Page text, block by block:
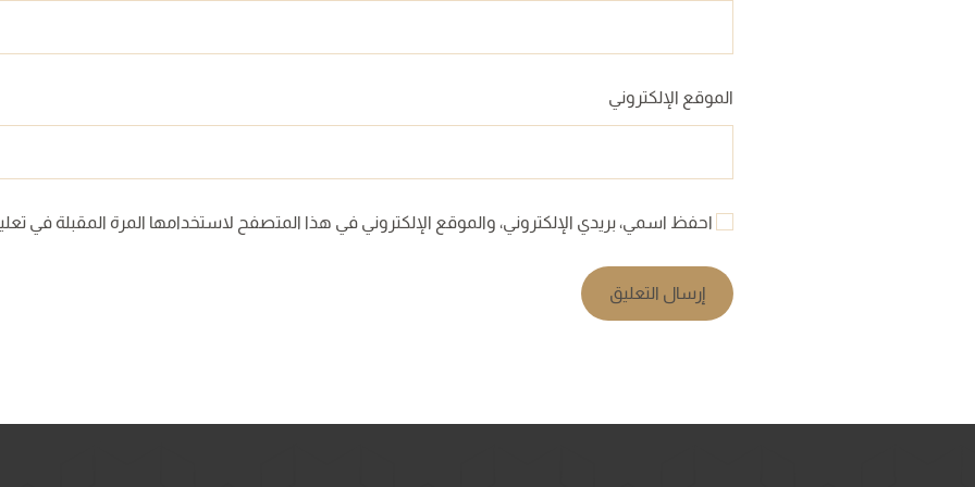
الموقع الإلكتروني
احفظ اسمي، بريدي الإلكتروني، والموقع الإلكتروني في هذا المتصفح لاستخدامها المرة المقبلة في
إرسال التعليق